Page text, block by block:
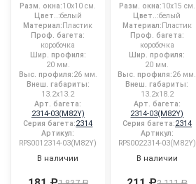
Разм. окна:10x10 см.
Цвет..:белый
Материал:Пластик
Проф. багета:
коробочка
Шир. профиля:
20 мм.
Выс. профиля:26 мм.
Внеш. габариты:
13.2x13.2
Арт. багета:
2314-03(M82Y)
Серия багета:2314
Артикул:
RPS0012314-03(M82Y)
В наличии
Разм. окна:10x15 см.
Цвет..:белый
Материал:Пластик
Проф. багета:
коробочка
Шир. профиля:
20 мм.
Выс. профиля:26 мм.
Внеш. габариты:
13.2x18.2
Арт. багета:
2314-03(M82Y)
Серия багета:2314
Артикул:
RPS0022314-03(M82Y)
В наличии